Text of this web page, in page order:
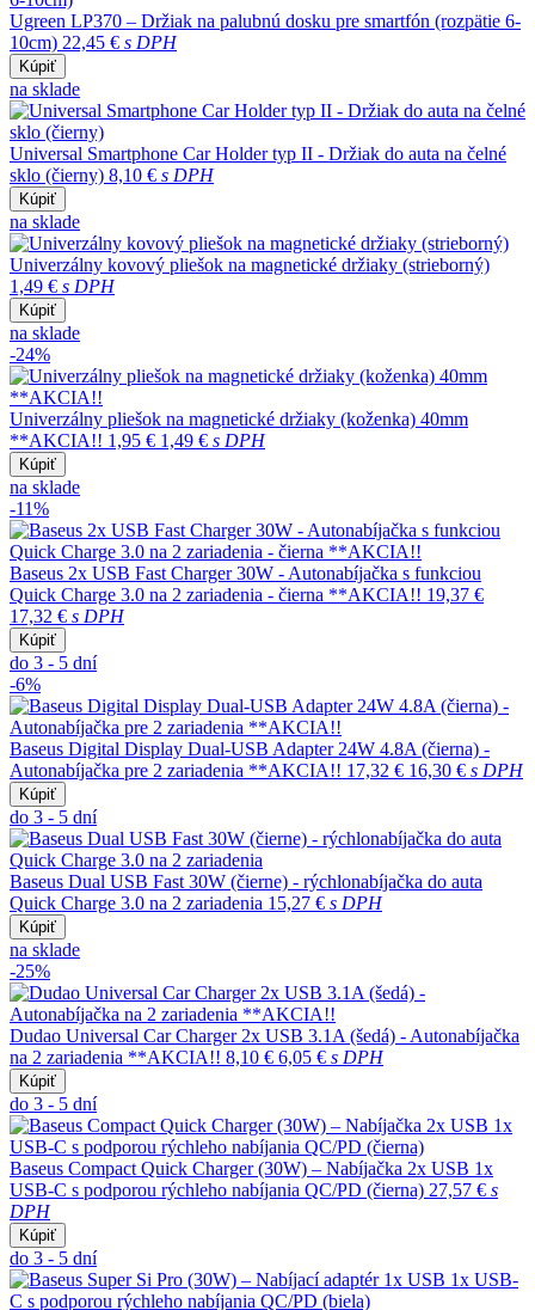
Ugreen LP370 – Držiak na palubnú dosku pre smartfón (rozpätie 6-
10cm) 22,45 € s DPH
Kúpiť
na sklade
Universal Smartphone Car Holder typ II - Držiak do auta na čelné
sklo (čierny) 8,10 € s DPH
Kúpiť
na sklade
Univerzálny kovový pliešok na magnetické držiaky (strieborný)
1,49 € s DPH
Kúpiť
na sklade
-24%
Univerzálny pliešok na magnetické držiaky (koženka) 40mm
**AKCIA!! 1,95 € 1,49 € s DPH
Kúpiť
na sklade
-11%
Baseus 2x USB Fast Charger 30W - Autonabíjačka s funkciou
Quick Charge 3.0 na 2 zariadenia - čierna **AKCIA!! 19,37 €
17,32 € s DPH
Kúpiť
do 3 - 5 dní
-6%
Baseus Digital Display Dual-USB Adapter 24W 4.8A (čierna) -
Autonabíjačka pre 2 zariadenia **AKCIA!! 17,32 € 16,30 € s DPH
Kúpiť
do 3 - 5 dní
Baseus Dual USB Fast 30W (čierne) - rýchlonabíjačka do auta
Quick Charge 3.0 na 2 zariadenia 15,27 € s DPH
Kúpiť
na sklade
-25%
Dudao Universal Car Charger 2x USB 3.1A (šedá) - Autonabíjačka
na 2 zariadenia **AKCIA!! 8,10 € 6,05 € s DPH
Kúpiť
do 3 - 5 dní
Baseus Compact Quick Charger (30W) – Nabíjačka 2x USB 1x
USB-C s podporou rýchleho nabíjania QC/PD (čierna) 27,57 € s
DPH
Kúpiť
do 3 - 5 dní